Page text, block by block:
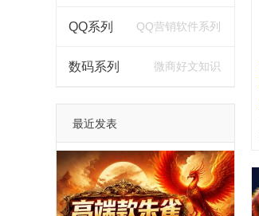
QQ系列 QQ营销软件系列
数码系列 微商好文知识
最近发表